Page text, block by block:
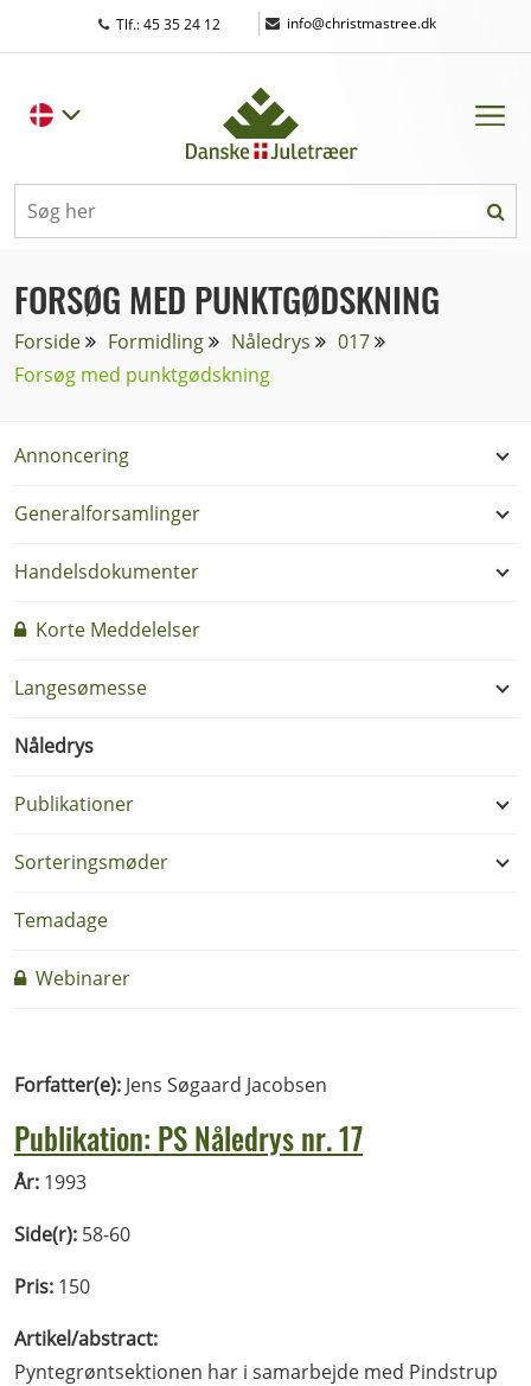
Tlf.: 45 35 24 12 | info@christmastree.dk
FORSØG MED PUNKTGØDSKNING
Forside Formidling Nåledrys
017
Forsøg med punktgødskning
Annoncering
Generalforsamlinger
Handelsdokumenter
Korte Meddelelser
Langesømesse
Nåledrys
Publikationer
Sorteringsmøder
Temadage
Webinarer
Forfatter(e): Jens Søgaard Jacobsen
Publikation: PS Nåledrys nr. 17
År: 1993
Side(r): 58-60
Pris: 150
Artikel/abstract:
Pyntegrøntsektionen har i samarbejde med Pindstrup